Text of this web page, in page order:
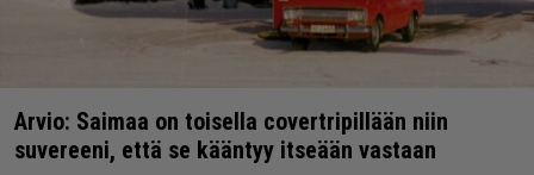
Arvio: Saimaa on toisella covertripillään niin
suvereeni, että se kääntyy itseään vastaan